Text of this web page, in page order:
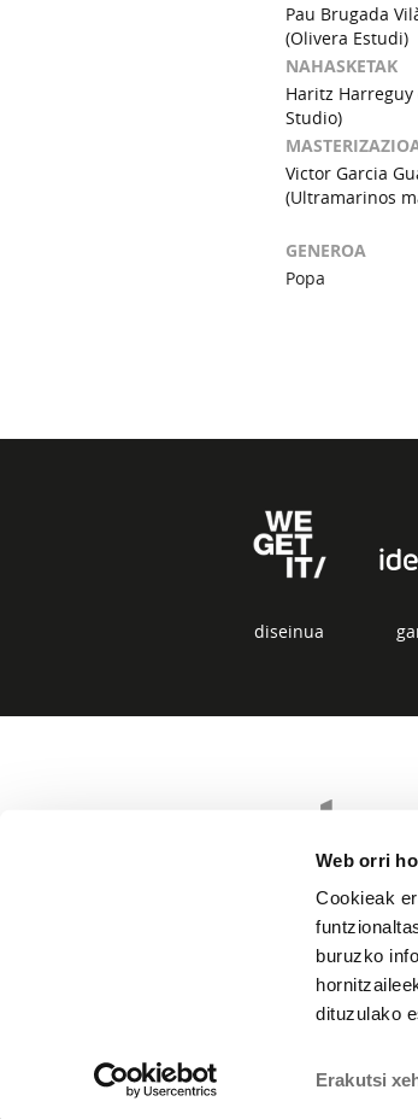
Web orri
Cookieak
buruzko
dituzulako
Erakutsi
Pau Brugada
(Olivera Estudi)
NAHASKETAK
Haritz
Studio)
Victor Garcia
(Ultramarinos
GENEROA
Popa
diseinua